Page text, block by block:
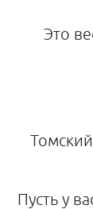
Это
Пусть у